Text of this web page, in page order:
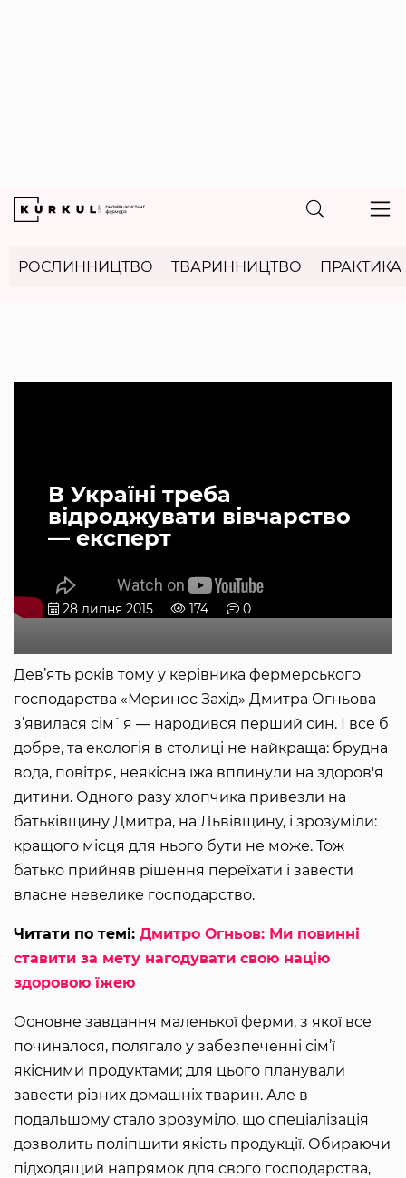
РОСЛИННИЦТВО ТВАРИННИЦТВО ПРАКТИКА
В Україні треба
відроджувати вівчарство
— експерт
28 липня 2015 174 0
Дев’ять років тому у керівника фермерського
господарства «Меринос Захід» Дмитра Огньова
з’явилася сім`я — народився перший син. І все б
добре, та екологія в столиці не найкраща: брудна
вода, повітря, неякісна їжа вплинули на здоров'я
дитини. Одного разу хлопчика привезли на
батьківщину Дмитра, на Львівщину, і зрозуміли:
кращого місця для нього бути не може. Тож
батько прийняв рішення переїхати і завести
власне невелике господарство.
Читати по темі: Дмитро Огньов: Ми повинні
ставити за мету нагодувати свою націю
здоровою їжею
Основне завдання маленької ферми, з якої все
починалося, полягало у забезпеченні сім’ї
якісними продуктами; для цього планували
завести різних домашніх тварин. Але в
подальшому стало зрозуміло, що спеціалізація
дозволить поліпшити якість продукції. Обираючи
підходящий напрямок для свого господарства,